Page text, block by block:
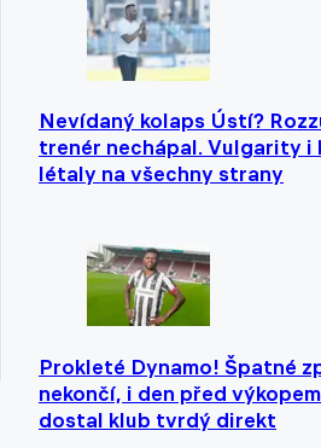
Nevídaný kolaps Ústí?
trenér nechápal. Vulgarity i
létaly na všechny strany
Prokleté Dynamo! Špatné
nekončí, i den před
dostal klub tvrdý direkt